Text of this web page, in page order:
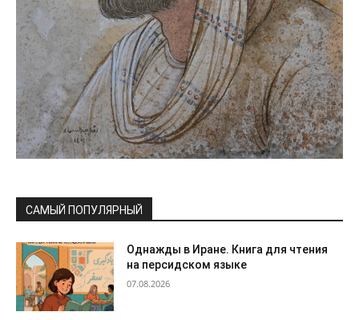
САМЫЙ ПОПУЛЯРНЫЙ
Однажды в Иране. Книга для чтения
на персидском языке
07.08.2026